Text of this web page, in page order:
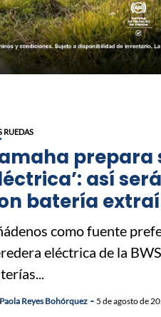
RUEDAS
prepara
así
batería
como fuente
eléctrica de la
Paola Reyes Bohórquez 5 de agosto de